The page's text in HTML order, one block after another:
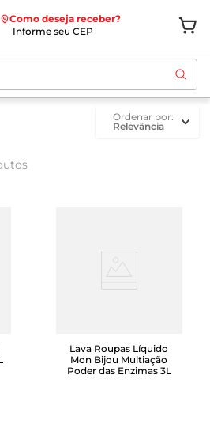
Como deseja receber?
Informe seu CEP
ordenar por
Relevância
Lava Roupas Líquido
Mon Bijou Multiação
Poder das Enzimas 3L